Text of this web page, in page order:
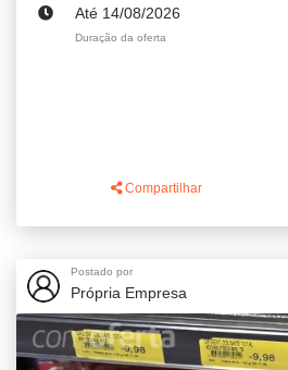
Até 14/08/2026
Duração da oferta
Compartilhar
Postado por
Própria Empresa